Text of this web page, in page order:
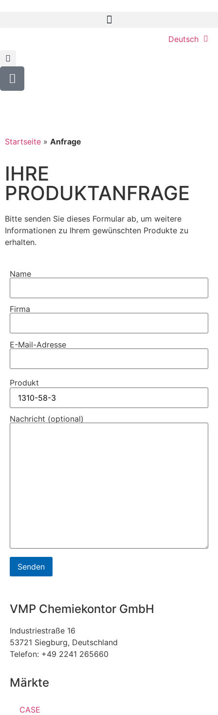
Deutsch
Startseite » Anfrage
IHRE
PRODUKTANFRAGE
Bitte senden Sie dieses Formular ab, um weitere
Informationen zu Ihrem gewünschten Produkte zu
erhalten.
Name
Firma
E-Mail-Adresse
Produkt
Nachricht (optional)
VMP Chemiekontor GmbH
Industriestraße 16
53721 Siegburg, Deutschland
Telefon: +49 2241 265660
Märkte
CASE